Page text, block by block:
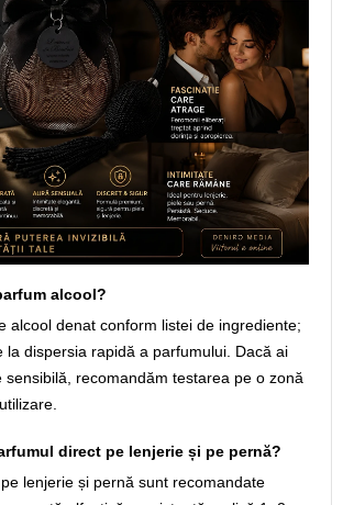
alcool?
alcool denat conform listei de ingrediente;
la dispersia rapidă a parfumului. Dacă ai
sensibilă, recomandăm testarea pe o zonă
direct pe lenjerie și pe pernă?
lenjerie și pernă sunt recomandate